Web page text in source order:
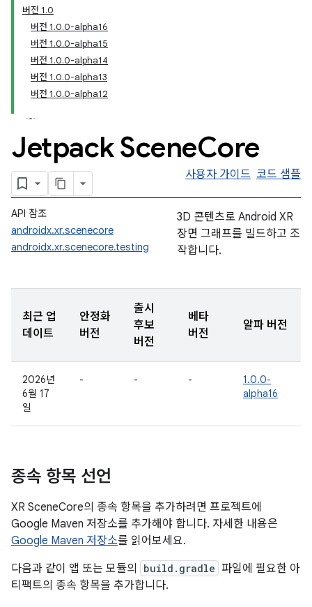
버전 1.0
버전 1.0.0-alpha16
버전 1.0.0-alpha15
버전 1.0.0-alpha14
버전 1.0.0-alpha13
버전 1.0.0-alpha12
Jetpack SceneCore
사용자 가이드 코드 샘플
API 참조
androidx.xr.scenecore
androidx.xr.scenecore.testing
3D 콘텐츠로 Android XR
장면 그래프를 빌드하고 조
작합니다.
최근 업
데이트
안정화
버전
출시
후보
버전
베타
버전
알파 버전
2026년
6월 17
일
- - -
1.0.0-
alpha16
종속 항목 선언
XR SceneCore의 종속 항목을 추가하려면 프로젝트에
Google Maven 저장소를 추가해야 합니다. 자세한 내용은
Google Maven 저장소를 읽어보세요.
다음과 같이 앱 또는 모듈의
build.gradle 파일에 필요한 아
티팩트의 종속 항목을 추가합니다.